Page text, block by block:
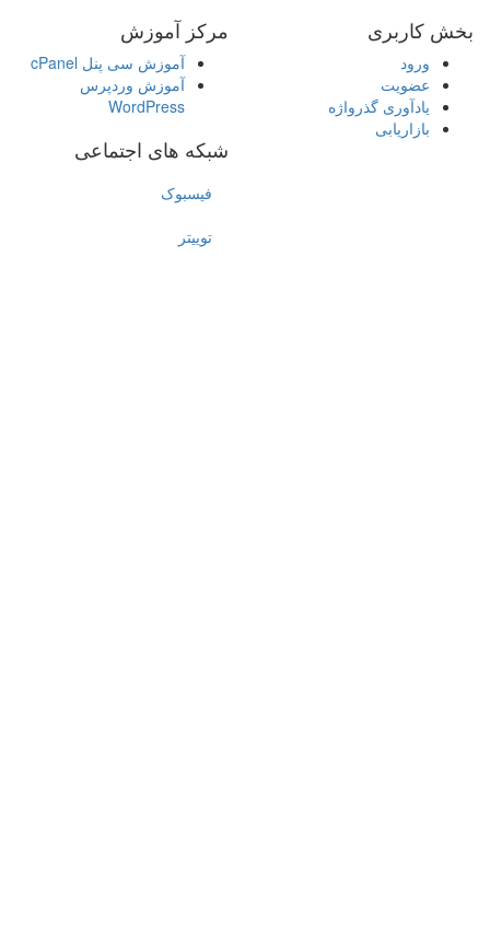
بخش کاربری
ورود
عضویت
یادآوری گذرواژه
بازاریابی
مرکز آموزش
آموزش سی پنل cPanel
آموزش وردپرس
WordPress
شبکه های اجتماعی
فیسبوک
توییتر